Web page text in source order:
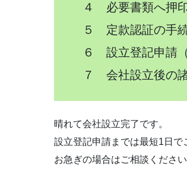
４ 必要書類へ押
５ 定款認証の手
６ 設立登記申請
７ 会社設立後の
晴れて会社設立完了です。
設立登記申請までは最短1日で
お急ぎの場合はご相談ください